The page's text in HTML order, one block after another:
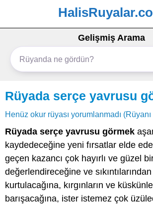
Gelişmiş Arama
Rüyada serçe yavrusu
Henüz okur rüyası yorumlanmadı
Rüyada serçe yavrusu görmek
kaydedeceğine yeni fırsatlar elde
geçen kazancı çok hayırlı ve güzel
değerlendireceğine ve
kurtulacağına, kırgınların ve
barışacağına, ister istemez çok